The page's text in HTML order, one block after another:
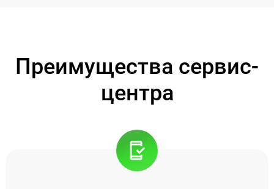
Преимущества сервис-
центра